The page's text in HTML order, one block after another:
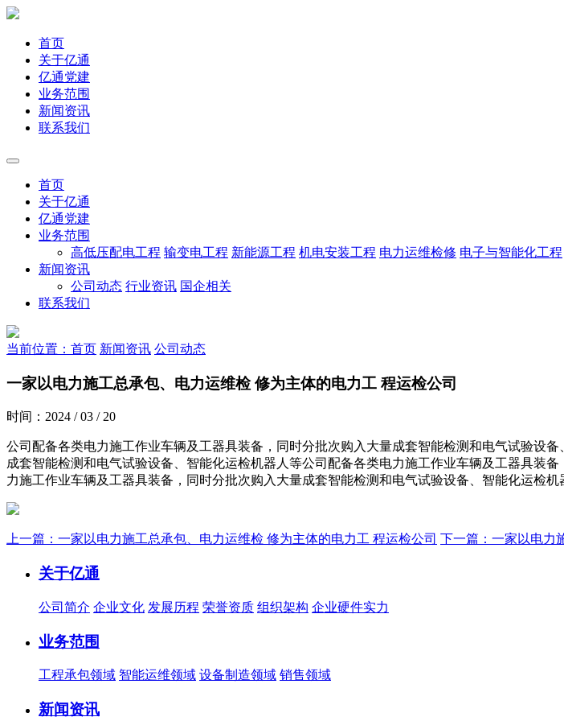
首页
关于亿通
亿通党建
业务范围
新闻资讯
联系我们
首页
关于亿通
亿通党建
业务范围
高低压配电工程 输变电工程 新能源工程 机电安装工程 电力运维检修 电子与智能化工程
新闻资讯
公司动态 行业资讯 国企相关
联系我们
当前位置：首页 新闻资讯 公司动态
一家以电力施工总承包、电力运维检 修为主体的电力工 程运检公司
时间：2024 / 03 / 20
公司配备各类电力施工作业车辆及工器具装备，同时分批次购入大量成套智能检测和电气试验设
成套智能检测和电气试验设备、智能化运检机器人等公司配备各类电力施工作业车辆及工器具装
力施工作业车辆及工器具装备，同时分批次购入大量成套智能检测和电气试验设备、智能化运检机
上一篇：一家以电力施工总承包、电力运维检 修为主体的电力工 程运检公司 下一篇：一家以电力
关于亿通
公司简介 企业文化 发展历程 荣誉资质 组织架构 企业硬件实力
业务范围
工程承包领域 智能运维领域 设备制造领域 销售领域
新闻资讯